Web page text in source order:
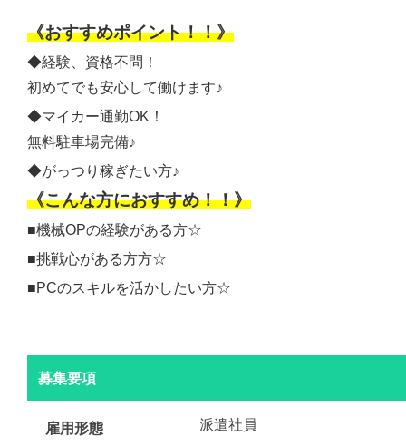
《おすすめポイント！！》
◆経験、資格不問！
初めてでも安心して働けます♪
◆マイカー通勤OK！
無料駐車場完備♪
◆がっつり稼ぎたい方♪
《こんな方におすすめ！！》
■機械OPの経験がある方☆
■挑戦心がある方方☆
■PCのスキルを活かしたい方☆
募集要項
雇用形態 派遣社員